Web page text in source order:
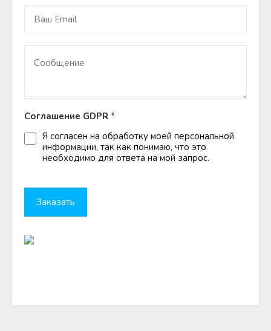
Соглашение GDPR *
Я согласен на обработку моей персональной
информации, так как понимаю, что это
необходимо для ответа на мой запрос.